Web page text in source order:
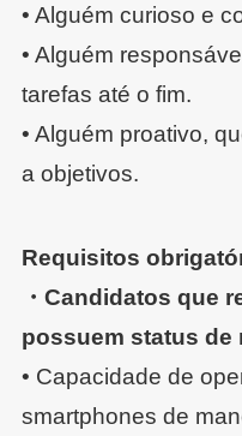
• Alguém curioso e
• Alguém
tarefas até o fim.
• Alguém proativo,
a objetivos.
Requisitos
・Candidatos que
possuem status de
• Capacidade de
smartphones de